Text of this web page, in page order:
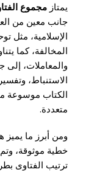
يمتاز مجموع
جانب معين من
الإسلامية، مثل
المخالفة، كما
والمعاملات،
الاستنباط،
الكتاب موسوعة
متعددة.
ومن أبرز ما
خطية موثوقة، وتم
ترتيب الفتاوى